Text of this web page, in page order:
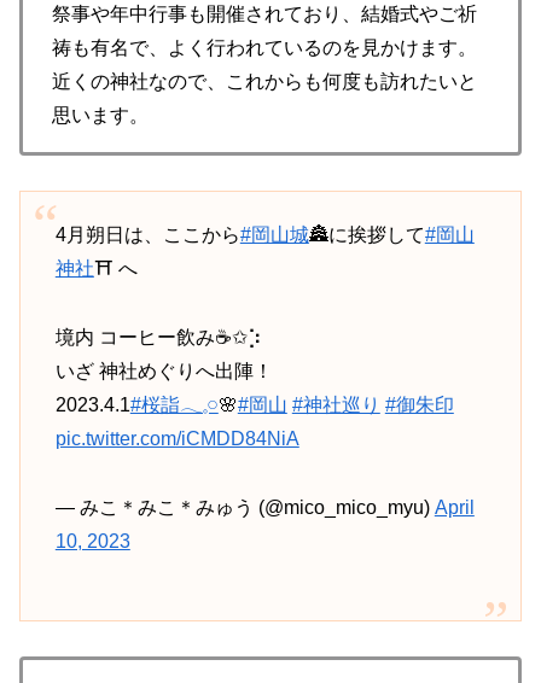
祭事や年中行事も開催されており、結婚式やご祈
祷も有名で、よく行われているのを見かけます。
近くの神社なので、これからも何度も訪れたいと
思います。
4月朔日は、ここから#岡山城🏯に挨拶して#岡山
神社⛩️ へ
境内 コーヒー飲み☕✩⡱
いざ 神社めぐりへ出陣！
2023.4.1#桜詣𓂃𓈒𓏸︎︎︎︎🌸#岡山 #神社巡り #御朱印
pic.twitter.com/iCMDD84NiA
— みこ＊みこ＊みゅう (@mico_mico_myu) April
10, 2023